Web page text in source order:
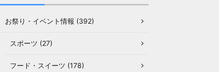
お祭り・イベント情報 (392)
スポーツ (27)
フード・スイーツ (178)